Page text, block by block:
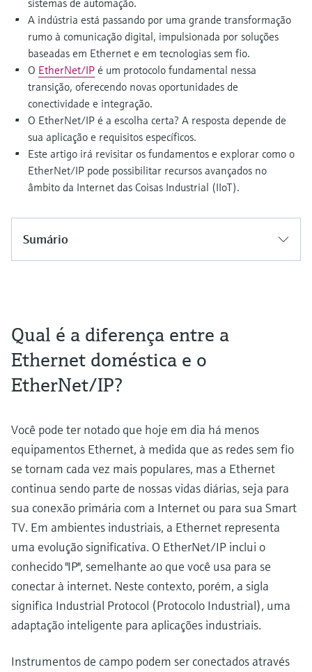
Device Viewer
Find product-specific information and
documentation
Spare parts finder
Find spare parts by product root, order code,
or serial number
Medição de nível com pressão
Comprar tudo
Tecnologia Memosens
Comprar tudo
do processo para tomada de
decisões
sistemas de automação.
A indústria está passando por uma grande transformação
rumo à comunicação digital, impulsionada por soluções
baseadas em Ethernet e em tecnologias sem fio.
O EtherNet/IP é um protocolo fundamental nessa
transição, oferecendo novas oportunidades de
conectividade e integração.
O EtherNet/IP é a escolha certa? A resposta depende de
sua aplicação e requisitos específicos.
Este artigo irá revisitar os fundamentos e explorar como o
EtherNet/IP pode possibilitar recursos avançados no
âmbito da Internet das Coisas Industrial (IIoT).
Sumário
Qual é a diferença entre a
Ethernet doméstica e o
EtherNet/IP?
Você pode ter notado que hoje em dia há menos
equipamentos Ethernet, à medida que as redes sem fio
se tornam cada vez mais populares, mas a Ethernet
continua sendo parte de nossas vidas diárias, seja para
sua conexão primária com a Internet ou para sua Smart
TV. Em ambientes industriais, a Ethernet representa
uma evolução significativa. O EtherNet/IP inclui o
conhecido "IP", semelhante ao que você usa para se
conectar à internet. Neste contexto, porém, a sigla
significa Industrial Protocol (Protocolo Industrial), uma
adaptação inteligente para aplicações industriais.
Instrumentos de campo podem ser conectados através